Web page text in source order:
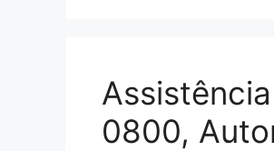
0800,